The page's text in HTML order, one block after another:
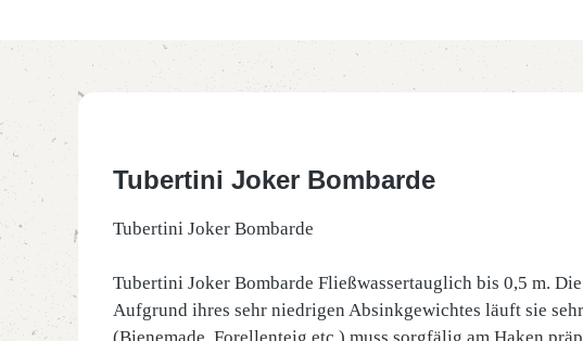
Tubertini Joker Bombarde
Tubertini Joker Bombarde
Tubertini Joker Bombarde Fließwassertauglich bis 0,5 m.
Aufgrund ihres sehr niedrigen Absinkgewichtes läuft sie